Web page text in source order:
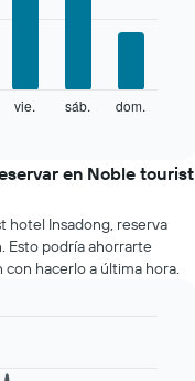
vie. sáb. dom.
en Noble tourist
hotel Insadong, reserva
Esto podría ahorrarte
hacerlo a última hora.